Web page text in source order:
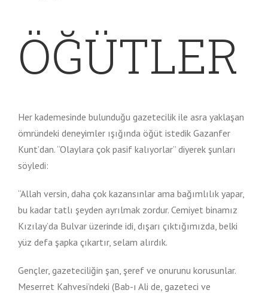
ÖĞÜTLER
Her kademesinde bulunduğu gazetecilik ile asra yaklaşan
ömründeki deneyimler ışığında öğüt istedik Gazanfer
Kunt’dan. “Olaylara çok pasif kalıyorlar” diyerek şunları
söyledi:
“Allah versin, daha çok kazansınlar ama bağımlılık yapar,
bu kadar tatlı şeyden ayrılmak zordur. Cemiyet binamız
Kızılay’da Bulvar üzerinde idi, dışarı çıktığımızda, belki
yüz defa şapka çıkartır, selam alırdık.
Gençler, gazeteciliğin şan, şeref ve onurunu korusunlar.
Meserret Kahvesi’ndeki (Bab-ı Ali de, gazeteci ve